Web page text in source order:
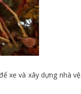
xe và xây dựng nhà vệ